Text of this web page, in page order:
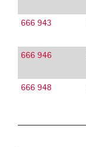
666 943
666 946
666 948